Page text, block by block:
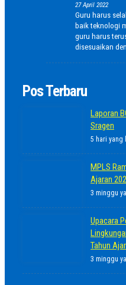
27 April 2022
Guru harus
baik teknologi
guru harus
disesuaikan
Pos Terbaru
Laporan
Sragen
5 hari yang
MPLS
Ajaran
3 minggu
Upacara
Tahun
3 minggu